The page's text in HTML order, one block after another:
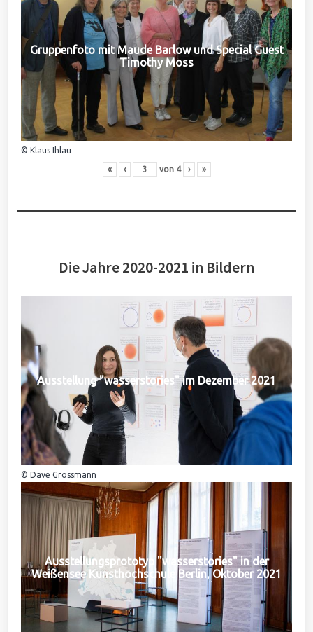
Gruppenfoto mit Maude Barlow und Special Guest
Timothy Moss
© Klaus Ihlau
« ‹ von 4 › »
Die Jahre 2020-2021 in Bildern
Ausstellung "wasserstories" im Dezember 2021
© Dave Grossmann
Ausstellungsprototyp "wasserstories" in der
Weißensee Kunsthochschule Berlin, Oktober 2021